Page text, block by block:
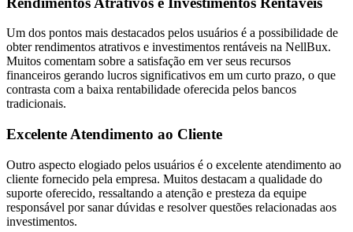
Um dos pontos mais destacados pelos usuários é a possibilidade de
obter rendimentos atrativos e investimentos rentáveis na NellBux.
Muitos comentam sobre a satisfação em ver seus recursos
financeiros gerando lucros significativos em um curto prazo, o que
contrasta com a baixa rentabilidade oferecida pelos bancos
tradicionais.
Excelente Atendimento ao Cliente
Outro aspecto elogiado pelos usuários é o excelente atendimento ao
cliente fornecido pela empresa. Muitos destacam a qualidade do
suporte oferecido, ressaltando a atenção e presteza da equipe
responsável por sanar dúvidas e resolver questões relacionadas aos
investimentos.